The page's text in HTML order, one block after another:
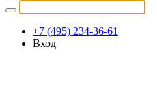
+7 (495) 234-36-61
Вход